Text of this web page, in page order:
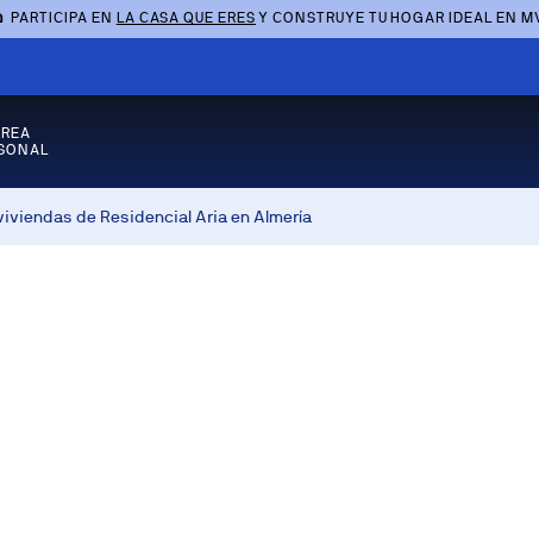
PARTICIPA EN LA CASA QUE ERES Y CONSTRUYE TU HOGAR IDEAL EN
de Residencial Aria en Almería